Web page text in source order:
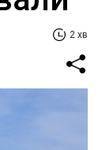
2 хв